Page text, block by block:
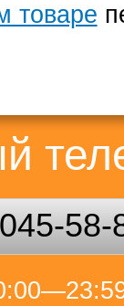
товаре
58-